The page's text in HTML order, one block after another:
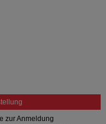
der Nutzung
Hilfe wir unsere
den Inhalt
auf
zu gestalten.
teilweise an
Medien
zur Anmeldung